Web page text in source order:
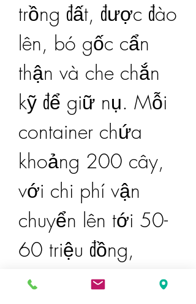
trồng đất, được đào
lên, bó gốc cẩn
thận và che chắn
kỹ để giữ nụ. Mỗi
container chứa
khoảng 200 cây,
với chi phí vận
chuyển lên tới 50-
60 triệu đồng,
chưa kể chi phí